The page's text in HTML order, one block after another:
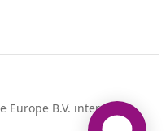
Europe B.V. internetinė